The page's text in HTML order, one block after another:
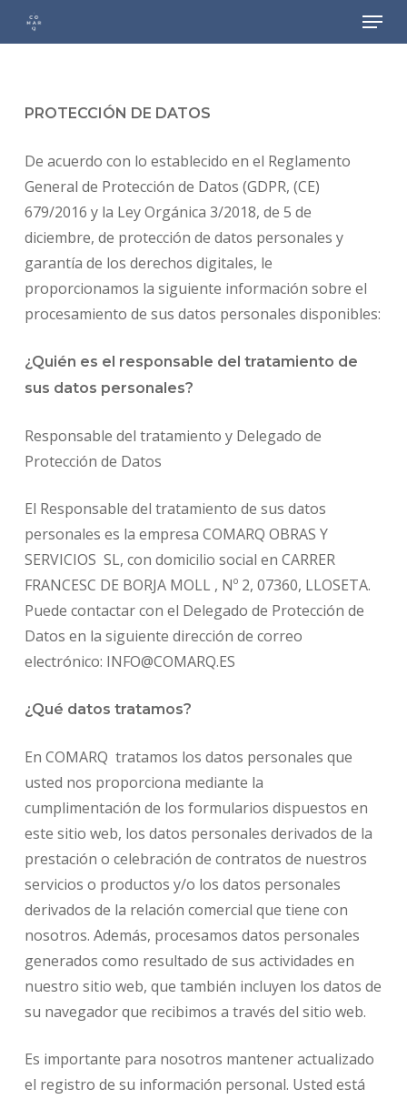
Menu
PROTECCIÓN DE DATOS
De acuerdo con lo establecido en el Reglamento
General de Protección de Datos (GDPR, (CE)
679/2016 y la Ley Orgánica 3/2018, de 5 de
diciembre, de protección de datos personales y
garantía de los derechos digitales, le
proporcionamos la siguiente información sobre el
procesamiento de sus datos personales disponibles:
¿Quién es el responsable del tratamiento de
sus datos personales?
Responsable del tratamiento y Delegado de
Protección de Datos
El Responsable del tratamiento de sus datos
personales es la empresa COMARQ OBRAS Y
SERVICIOS SL, con domicilio social en CARRER
FRANCESC DE BORJA MOLL , Nº 2, 07360, LLOSETA.
Puede contactar con el Delegado de Protección de
Datos en la siguiente dirección de correo
electrónico: INFO@COMARQ.ES
¿Qué datos tratamos?
En COMARQ tratamos los datos personales que
usted nos proporciona mediante la
cumplimentación de los formularios dispuestos en
este sitio web, los datos personales derivados de la
prestación o celebración de contratos de nuestros
servicios o productos y/o los datos personales
derivados de la relación comercial que tiene con
nosotros. Además, procesamos datos personales
generados como resultado de sus actividades en
nuestro sitio web, que también incluyen los datos de
su navegador que recibimos a través del sitio web.
Es importante para nosotros mantener actualizado
el registro de su información personal. Usted está